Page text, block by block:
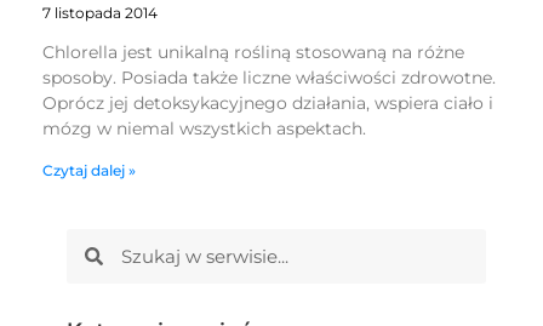
7 listopada 2014
Chlorella jest unikalną rośliną stosowaną na różne
sposoby. Posiada także liczne właściwości zdrowotne.
Oprócz jej detoksykacyjnego działania, wspiera ciało i
mózg w niemal wszystkich aspektach.
Czytaj dalej »